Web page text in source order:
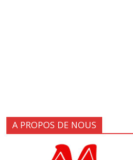
A PROPOS DE NOUS